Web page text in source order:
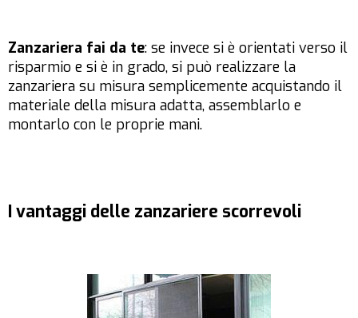
Zanzariera fai da te: se invece si è orientati verso il
risparmio e si è in grado, si può realizzare la
zanzariera su misura semplicemente acquistando il
materiale della misura adatta, assemblarlo e
montarlo con le proprie mani.
I vantaggi delle zanzariere scorrevoli